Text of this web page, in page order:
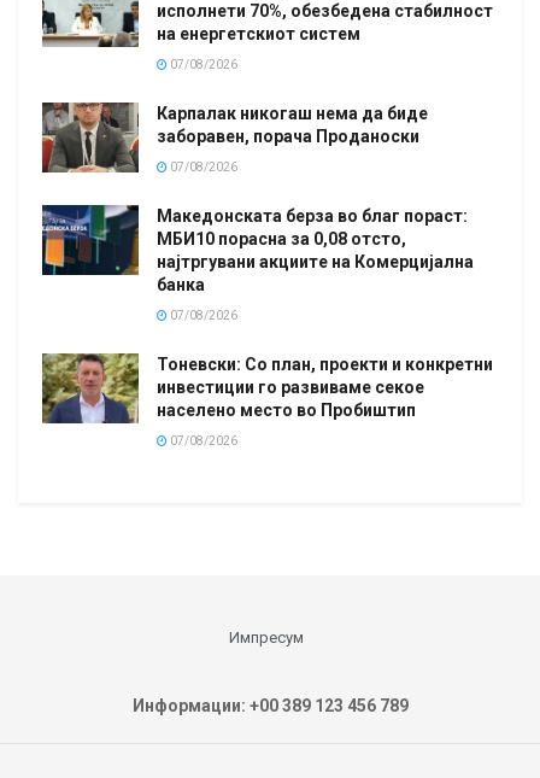
исполнети 70%, обезбедена стабилност
на енергетскиот систем
07/08/2026
Карпалак никогаш нема да биде
заборавен, порача Проданоски
07/08/2026
Македонската берза во благ пораст:
МБИ10 порасна за 0,08 отсто,
најтргувани акциите на Комерцијална
банка
07/08/2026
Тоневски: Со план, проекти и конкретни
инвестиции го развиваме секое
населено место во Пробиштип
07/08/2026
Импресум
Информации: +00 389 123 456 789